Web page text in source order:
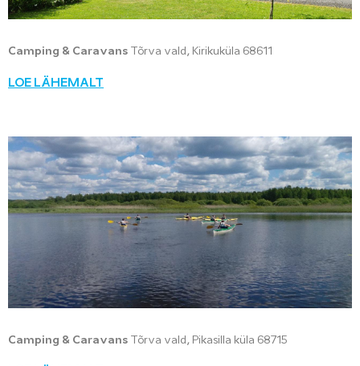
Camping & Caravans Tõrva vald, Kirikuküla 68611
LOE LÄHEMALT
Camping & Caravans Tõrva vald, Pikasilla küla 68715